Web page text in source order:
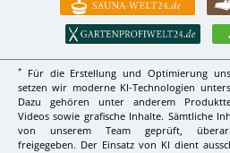
*
Für die Erstellung und Optimierung
setzen wir moderne KI-Technologien
Dazu gehören unter anderem
Videos sowie grafische Inhalte. Sämtliche
von unserem Team geprüft,
freigegeben. Der Einsatz von KI dient